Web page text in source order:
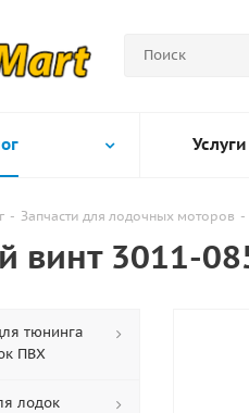
Услуги
- Запчасти для лодочных моторов -
винт 3011-
тюнинга
ПВХ
лодок